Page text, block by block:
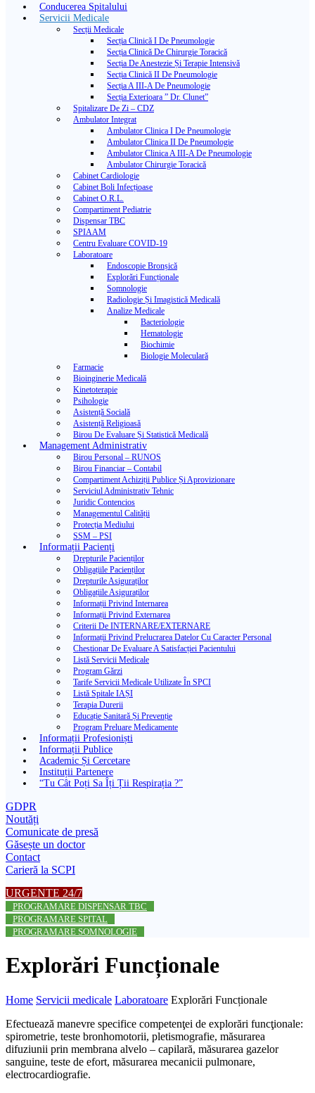
Conducerea Spitalului
Servicii Medicale
Secții Medicale
Secția Clinică I De Pneumologie
Secția Clinică De Chirurgie Toracică
Secția De Anestezie Și Terapie Intensivă
Secția Clinică II De Pneumologie
Secția A III-A De Pneumologie
Secția Exterioara ” Dr. Clunet”
Spitalizare De Zi – CDZ
Ambulator Integrat
Ambulator Clinica I De Pneumologie
Ambulator Clinica II De Pneumologie
Ambulator Clinica A III-A De Pneumologie
Ambulator Chirurgie Toracică
Cabinet Cardiologie
Cabinet Boli Infecțioase
Cabinet O.R.L.
Compartiment Pediatrie
Dispensar TBC
SPIAAM
Centru Evaluare COVID-19
Laboratoare
Endoscopie Bronșică
Explorări Funcționale
Somnologie
Radiologie Și Imagistică Medicală
Analize Medicale
Bacteriologie
Hematologie
Biochimie
Biologie Moleculară
Farmacie
Bioinginerie Medicală
Kinetoterapie
Psihologie
Asistență Socială
Asistență Religioasă
Birou De Evaluare Și Statistică Medicală
Management Administrativ
Birou Personal – RUNOS
Birou Financiar – Contabil
Compartiment Achiziții Publice Și Aprovizionare
Serviciul Administrativ Tehnic
Juridic Contencios
Managementul Calității
Protecția Mediului
SSM – PSI
Informații Pacienți
Drepturile Pacienților
Obligațiile Pacienților
Drepturile Asiguraților
Obligațiile Asiguraților
Informații Privind Internarea
Informații Privind Externarea
Criterii De INTERNARE/EXTERNARE
Informații Privind Prelucrarea Datelor Cu Caracter Personal
Chestionar De Evaluare A Satisfacției Pacientului
Listă Servicii Medicale
Program Gărzi
Tarife Servicii Medicale Utilizate În SPCI
Listă Spitale IAȘI
Terapia Durerii
Educație Sanitară Și Prevenție
Program Preluare Medicamente
Informații Profesioniști
Informații Publice
Academic Și Cercetare
Instituții Partenere
“Tu Cât Poți Sa Îți Ții Respirația ?”
GDPR
Noutăți
Comunicate de presă
Găsește un doctor
Contact
Carieră la SCPI
URGENTE 24/7
PROGRAMARE DISPENSAR TBC
PROGRAMARE SPITAL
PROGRAMARE SOMNOLOGIE
Explorări Funcționale
Home Servicii medicale Laboratoare Explorări Funcționale
Efectuează manevre specifice competenţei de explorări funcţionale:
spirometrie, teste bronhomotorii, pletismografie, măsurarea
difuziunii prin membrana alvelo – capilară, măsurarea gazelor
sanguine, teste de efort, măsurarea mecanicii pulmonare,
electrocardiografie.